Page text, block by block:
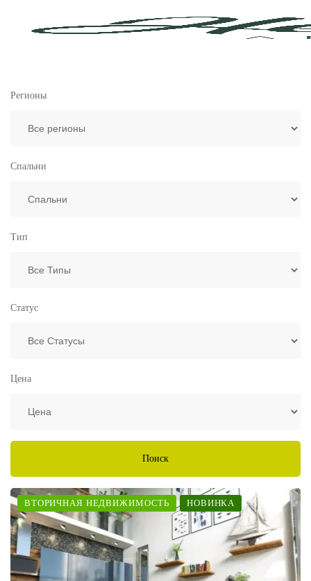
Регионы
Спальни
Тип
Статус
Цена
Поиск
ВТОРИЧНАЯ НЕДВИЖИМОСТЬ НОВИНКА